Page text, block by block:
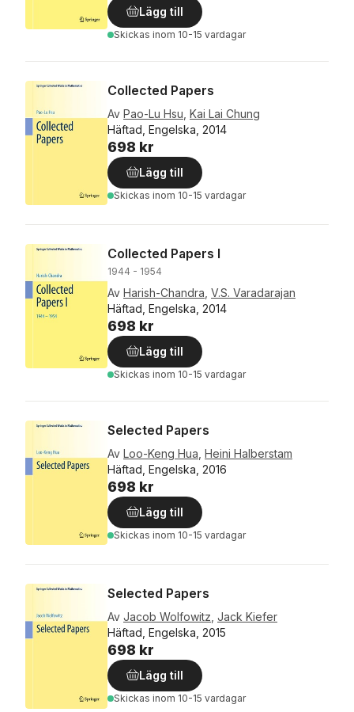
Lägg till
Skickas inom 10-15 vardagar
Collected Papers
Av Pao-Lu Hsu Kai Lai Chung
Häftad, Engelska, 2014
698 kr
Lägg till
Skickas inom 10-15 vardagar
Collected Papers I
1944 - 1954
Av Harish-Chandra V.S. Varadarajan
Häftad, Engelska, 2014
698 kr
Lägg till
Skickas inom 10-15 vardagar
Selected Papers
Av Loo-Keng Hua Heini Halberstam
Häftad, Engelska, 2016
698 kr
Lägg till
Skickas inom 10-15 vardagar
Selected Papers
Av Jacob Wolfowitz Jack Kiefer
Häftad, Engelska, 2015
698 kr
Lägg till
Skickas inom 10-15 vardagar